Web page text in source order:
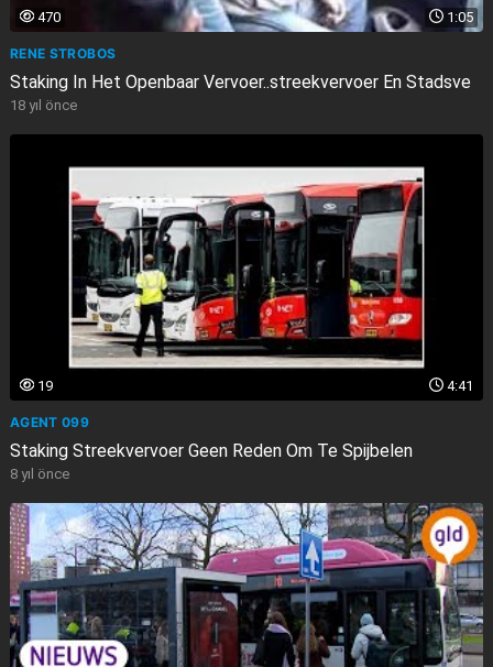
1:05
470
RENE STROBOS
Staking In Het Openbaar Vervoer..streekvervoer En Stadsve
18 yıl önce
4:41
19
AGENT 099
Staking Streekvervoer Geen Reden Om Te Spijbelen
8 yıl önce